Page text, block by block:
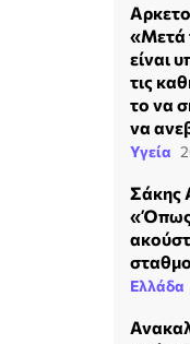
«Μετά
είναι
τις
το να
να
Υγεία
Σάκης
«Όπως
Ελλάδα